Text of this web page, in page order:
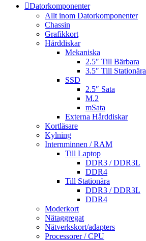
Datorkomponenter
Allt inom Datorkomponenter
Chassin
Grafikkort
Hårddiskar
Mekaniska
2.5″ Till Bärbara
3.5″ Till Stationära
SSD
2.5″ Sata
M.2
mSata
Externa Hårddiskar
Kortläsare
Kylning
Internminnen / RAM
Till Laptop
DDR3 / DDR3L
DDR4
Till Stationära
DDR3 / DDR3L
DDR4
Moderkort
Nätaggregat
Nätverkskort/adapters
Processorer / CPU